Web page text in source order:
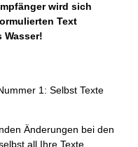
wird sich
Text
Wasser!
1: Selbst Texte
Änderungen bei den
all Ihre Texte